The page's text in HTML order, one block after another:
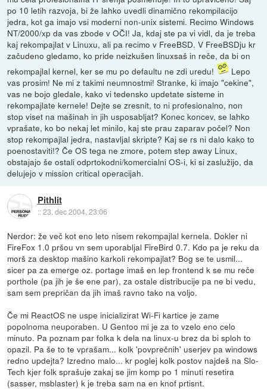
po 10 letih razvoja, bi že lahko uvedli dinamično rekompilacijo
jedra, kot ga imajo vsi moderni non-unix sistemi. Recimo Windows
NT/2000/xp da vas zbode v OČI! Ja, kdaj ste pa vi vidl, da je treba
kaj rekompajlat v Linuxu, ali pa recimo v FreeBSD. V FreeBSDju kr
začudeno gledamo, ko pride neizkušen linuxsaš in reče, da bi on
rekompajlal kernel, ker se mu po defaultu ne zdi uredu!
Lepo
vas prosim! Ne mi z takimi neumnostmi! Stranke, ki imajo "cekine",
vas ne bojo gledale, kako vi tedensko updetate sisteme in
rekompajlate kernele! Dejte se zresnit, to ni profesionalno, non
stop viset na mašinah in jih usposabljat? Konec koncev, se lahko
vprašate, ko bo nekaj let minilo, kaj ste prau zaparav počel? Non
stop rekompajlal jedra, nastavljal skripte? Kaj se rs ni dalo kako to
poenostaviti!? Če OS tega ne zmore, potem step away Linux,
obstajajo še ostali odprtokodni/komercialni OS-i, ki si zaslužijo, da
delujejo v mission critical operacijah.
Pithlit
::23. dec 2004, 23:06
Nerdor: že več kot eno leto nisem rekompajlal kernela. Dokler ni
FireFox 1.0 pršou vn sem uporabljal FireBird 0.7. Kdo pa je reku da
morš za desktop mašino karkoli rekompajlat? Bog se te usmil...
sicer pa za emerge oz. portage imaš en lep frontend k se mu reče
porthole (pa jih je še ene par), za ostale distribucije pa ne bi vedu,
sam sem prepričan da jih imaš ravno tako na voljo.
Če mi ReactOS ne uspe inicializirat Wi-Fi kartice je zame
popolnoma neuporaben. U Gentoo mi je za to vzelo eno celo
minuto. Pa poznam par folka k dela na linux-u brez da bi sploh to
opazil. Pa še to te vprašam... kolk 'povprečnih' userjev pa windows
redno updejta? Izredno malo... kr poglej kolk postov najdeš na Slo-
Tech kjer folk sprašuje zakaj se jim komp po 1 minuti resetira
(sasser, msblaster) k je treba sam na en knof prtisnt.